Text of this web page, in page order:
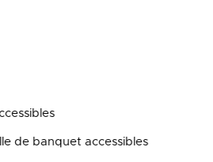
de banquet accessibles